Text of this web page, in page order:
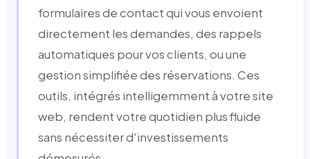
formulaires de contact qui vous envoient
directement les demandes, des rappels
automatiques pour vos clients, ou une
gestion simplifiée des réservations. Ces
outils, intégrés intelligemment à votre site
web, rendent votre quotidien plus fluide
sans nécessiter d'investissements